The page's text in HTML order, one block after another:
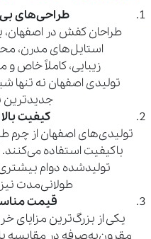
طراحی‌های
طراحان کفش در اصفهان،
استایل‌های مدرن،
زیبایی، کاملاً
تولیدی اصفهان نه تنها
جدیدترین
کیفیت
تولیدی‌های اصفهان از چرم
باکیفیت استفاده
تولیدشده دوام
طولانی‌مدت
قیمت
یکی از بزرگ‌ترین مزایای